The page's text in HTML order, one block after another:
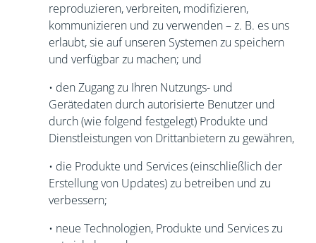
reproduzieren, verbreiten, modifizieren,
kommunizieren und zu verwenden – z. B. es uns
erlaubt, sie auf unseren Systemen zu speichern
und verfügbar zu machen; und
• den Zugang zu Ihren Nutzungs- und
Gerätedaten durch autorisierte Benutzer und
durch (wie folgend festgelegt) Produkte und
Dienstleistungen von Drittanbietern zu gewähren,
• die Produkte und Services (einschließlich der
Erstellung von Updates) zu betreiben und zu
verbessern;
• neue Technologien, Produkte und Services zu